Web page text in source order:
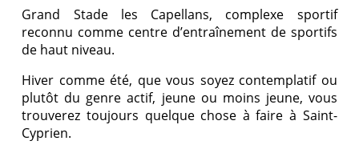
Grand Stade les Capellans, complexe sportif
reconnu comme centre d’entraînement de sportifs
de haut niveau.
Hiver comme été, que vous soyez contemplatif ou
plutôt du genre actif, jeune ou moins jeune, vous
trouverez toujours quelque chose à faire à Saint-
Cyprien.